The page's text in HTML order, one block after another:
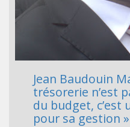
Jean Baudouin
trésorerie n’est
du budget,
pour sa gestion »